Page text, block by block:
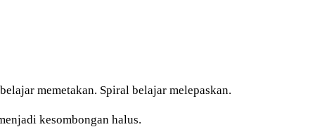
memetakan. Spiral belajar melepaskan.
kesombongan halus.